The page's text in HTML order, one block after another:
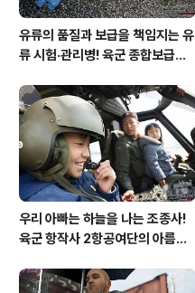
유류의 품질과 보급을 책임지는 유
류 시험·관리병! 육군 종합보급창
우리 아빠는 하늘을 나는 조종사!
육군 항작사 2항공여단의 아름다